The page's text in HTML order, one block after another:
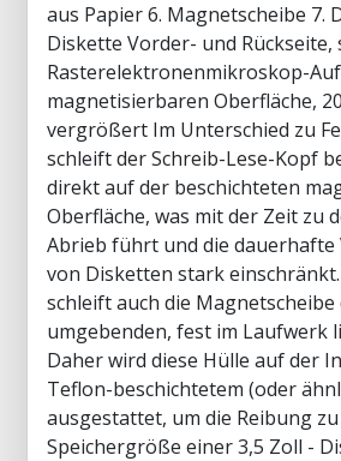
aus Papier 6. Magnetscheibe 7.
Diskette Vorder- und Rückseite,
Rasterelektronenmikroskop-
magnetisierbaren Oberfläche,
vergrößert Im Unterschied zu
schleift der Schreib-Lese-Kopf
direkt auf der beschichteten
Oberfläche, was mit der Zeit zu
Abrieb führt und die
von Disketten stark
schleift auch die
umgebenden, fest im Laufwerk
Daher wird diese Hülle auf der
Teflon-beschichtetem (oder
ausgestattet, um die Reibung
Speichergröße einer 3,5 Zoll -